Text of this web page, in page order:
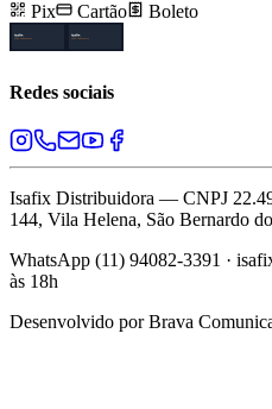
Pix Cartão Boleto
Redes sociais
Isafix Distribuidora — CNPJ
144, Vila Helena, São Bernardo
WhatsApp (11) 94082-3391 ·
às 18h
Desenvolvido porBrava